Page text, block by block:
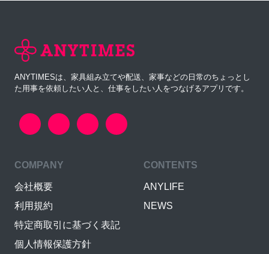
ANYTIMESは、家具組み立てや配送、家事などの日常のちょっとし
た用事を依頼したい人と、仕事をしたい人をつなげるアプリです。
COMPANY
会社概要
利用規約
特定商取引に基づく表記
個人情報保護方針
CONTENTS
ANYLIFE
NEWS